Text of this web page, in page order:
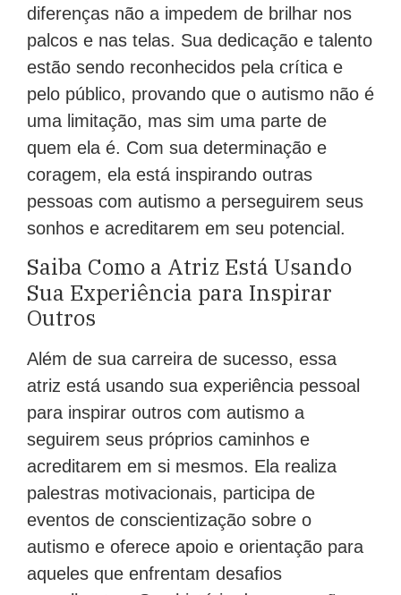
diferenças não a impedem de brilhar nos
palcos e nas telas. Sua dedicação e talento
estão sendo reconhecidos pela crítica e
pelo público, provando que o autismo não é
uma limitação, mas sim uma parte de
quem ela é. Com sua determinação e
coragem, ela está inspirando outras
pessoas com autismo a perseguirem seus
sonhos e acreditarem em seu potencial.
Saiba Como a Atriz Está Usando
Sua Experiência para Inspirar
Outros
Além de sua carreira de sucesso, essa
atriz está usando sua experiência pessoal
para inspirar outros com autismo a
seguirem seus próprios caminhos e
acreditarem em si mesmos. Ela realiza
palestras motivacionais, participa de
eventos de conscientização sobre o
autismo e oferece apoio e orientação para
aqueles que enfrentam desafios